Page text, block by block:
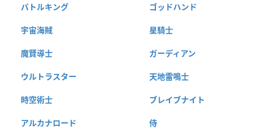
バトルキング ゴッドハンド
宇宙海賊 星騎士
魔賢導士 ガーディアン
ウルトラスター 天地雷鳴士
時空術士 ブレイブナイト
アルカナロード 侍